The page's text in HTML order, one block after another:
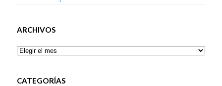
ARCHIVOS
Archivos
CATEGORÍAS